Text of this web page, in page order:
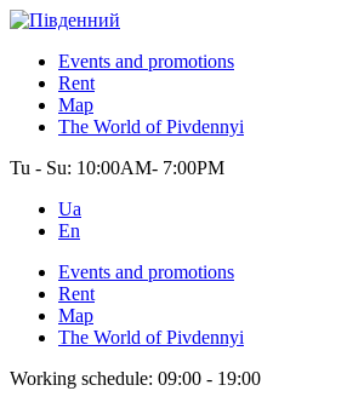
Events and promotions
Rent
Map
The World of Pivdennyi
Tu - Su: 10:00AM- 7:00PM
Ua
En
Events and promotions
Rent
Map
The World of Pivdennyi
Working schedule: 09:00 - 19:00